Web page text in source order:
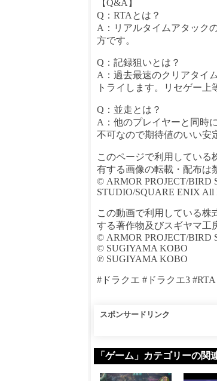
【Q&A】
Q：RTAとは？
A：リアルタイムアタック
方です。
Q：記録狙いとは？
A：過去最速のクリアタイ
トライします。リセゲー
Q：並走とは？
A：他のプレイヤーと同時
不可なので期待値のいい安
このページで利用している
有する画像の転載・配布は
© ARMOR PROJECT/BIRD
STUDIO/SQUARE ENIX All
この動画で利用している株
する著作物及びスギヤマ工
© ARMOR PROJECT/BIRD
© SUGIYAMA KOBO
℗ SUGIYAMA KOBO
#ドラクエ #ドラクエ3
スポンサードリンク
「ゲーム」カテゴリーの関